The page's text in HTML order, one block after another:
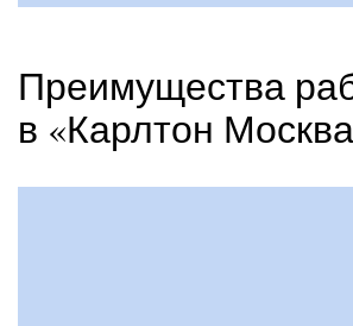
Преимущества
в «Карлтон